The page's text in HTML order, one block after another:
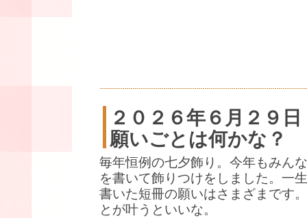
２０２６年６月２９日
願いごとは何かな？
毎年恒例の七夕飾り。今年もみん
を書いて飾りつけをしました。一
書いた短冊の願いはさまざまです
とが叶うといいな。